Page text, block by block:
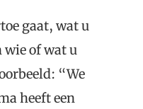
gaat, wat u
wie of wat u
“We
heeft een